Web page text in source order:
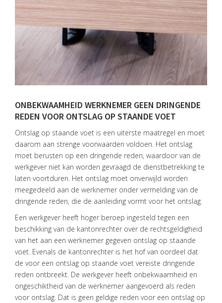
HOME
DIENSTEN
OVER
ONS
TEAM
ACTUEEL
VACATURES
CONTACT
ONBEKWAAMHEID WERKNEMER GEEN DRINGENDE
REDEN VOOR ONTSLAG OP STAANDE VOET
Ontslag op staande voet is een uiterste maatregel en moet
daarom aan strenge voorwaarden voldoen. Het ontslag
moet berusten op een dringende reden, waardoor van de
werkgever niet kan worden gevraagd de dienstbetrekking te
laten voortduren. Het ontslag moet onverwijld worden
meegedeeld aan de werknemer onder vermelding van de
dringende reden, die de aanleiding vormt voor het ontslag.
Een werkgever heeft hoger beroep ingesteld tegen een
beschikking van de kantonrechter over de rechtsgeldigheid
van het aan een werknemer gegeven ontslag op staande
voet. Evenals de kantonrechter is het hof van oordeel dat
de voor een ontslag op staande voet vereiste dringende
reden ontbreekt. De werkgever heeft onbekwaamheid en
ongeschiktheid van de werknemer aangevoerd als reden
voor ontslag. Dat is geen geldige reden voor een ontslag op